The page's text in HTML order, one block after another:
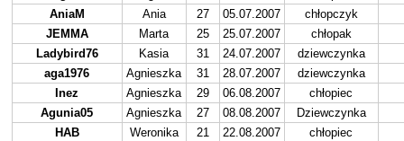
AniaM
Ania 27 05.07.2007
chłopczyk
JEMMA
Marta 25 25.07.2007
chłopak
Ladybird76
Kasia 31 24.07.2007
dziewczynka
aga1976
Agnieszka 31 28.07.2007
dziewczynka
Inez
Agnieszka 29 06.08.2007
chłopiec
Agunia05
Agnieszka 27 08.08.2007
Dziewczynka
HAB
Weronika 21 22.08.2007
chłopiec